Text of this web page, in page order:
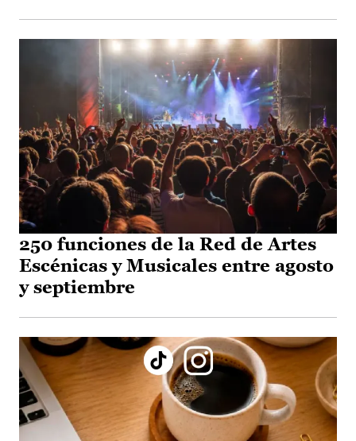
250 funciones de la Red de Artes
Escénicas y Musicales entre agosto
y septiembre